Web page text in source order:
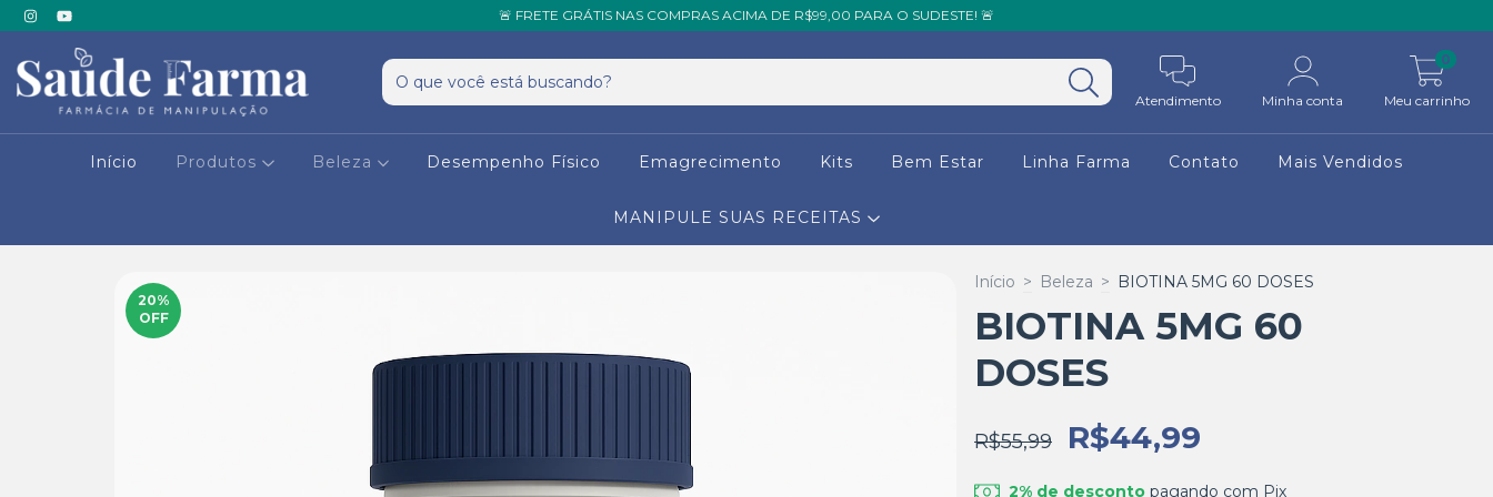
🚨 FRETE GRÁTIS NAS COMPRAS ACIMA DE R$99,00 PARA O SUDESTE! 🚨
Atendimento Minha conta Meu carrinho
0
Início Produtos Beleza Desempenho Físico Emagrecimento Kits Bem Estar Linha Farma Contato Mais Vendidos
MANIPULE SUAS RECEITAS
20%
OFF
Início > Beleza > BIOTINA 5MG 60 DOSES
BIOTINA 5MG 60
DOSES
R$55,99 R$44,99
2% de desconto pagando com Pix